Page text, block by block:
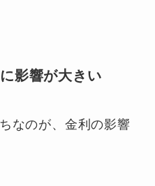
影響が大きい
なのが、金利の影響